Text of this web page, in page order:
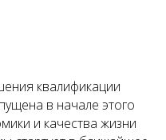
квалификации
в начале этого
и качества жизни